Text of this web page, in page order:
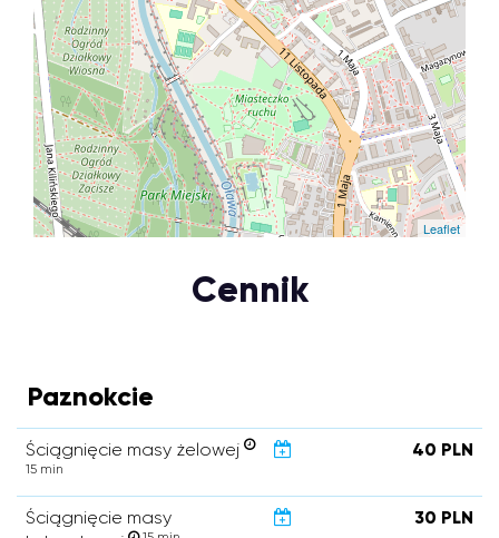
Leaflet
Cennik
Paznokcie
Ściągnięcie masy żelowej
15 min
40 PLN
Ściągnięcie masy
30 PLN